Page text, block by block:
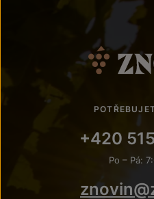
+420
Po – Pá: